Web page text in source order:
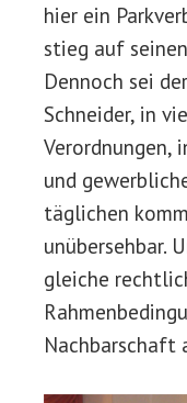
hier ein
stieg auf
Dennoch sei
Schneider, in
Verordnungen,
und
täglichen
unübersehbar.
gleiche
Nachbarschaft